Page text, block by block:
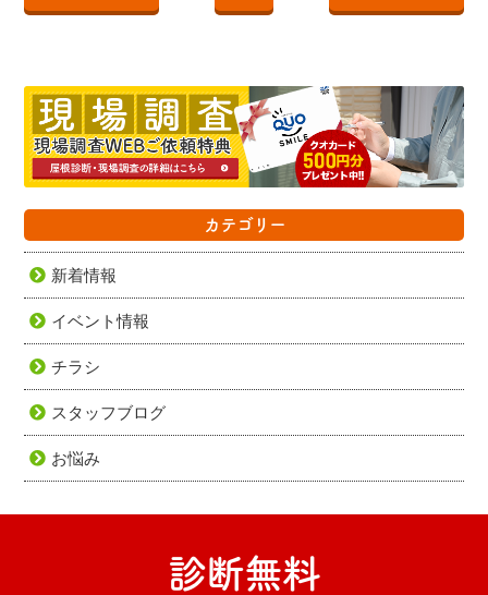
カテゴリー
新着情報
イベント情報
チラシ
スタッフブログ
お悩み
診断無料